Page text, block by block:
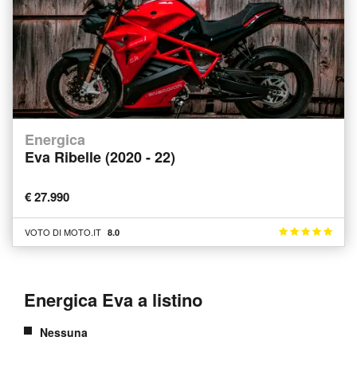
Energica
Eva Ribelle (2020 - 22)
€ 27.990
VOTO DI MOTO.IT 8.0
Energica Eva a listino
Nessuna